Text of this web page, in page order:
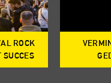
ROCK
SUCCES